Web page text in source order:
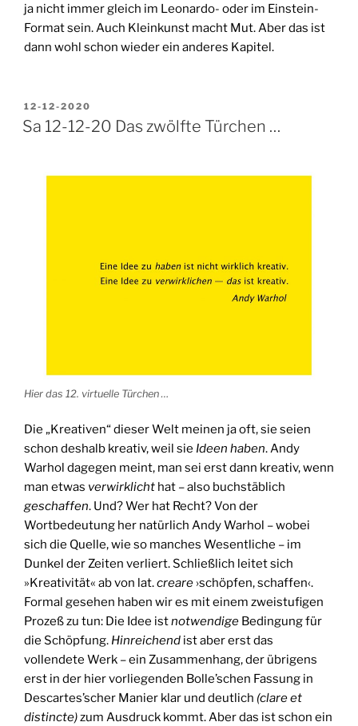
ja nicht immer gleich im Leonardo- oder im Einstein-
Format sein. Auch Kleinkunst macht Mut. Aber das ist
dann wohl schon wieder ein anderes Kapitel.
VERÖFFENTLICHT
AM
12-12-2020
Sa 12-12-20 Das zwölfte Türchen …
Hier das 12. virtuelle Türchen …
Die „Kreativen“ dieser Welt meinen ja oft, sie seien
schon deshalb kreativ, weil sie Ideen haben. Andy
Warhol dagegen meint, man sei erst dann kreativ, wenn
man etwas verwirklicht hat – also buchstäblich
geschaffen. Und? Wer hat Recht? Von der
Wortbedeutung her natürlich Andy Warhol – wobei
sich die Quelle, wie so manches Wesentliche – im
Dunkel der Zeiten verliert. Schließlich leitet sich
»Kreativität« ab von lat.creare ›schöpfen, schaffen‹.
Formal gesehen haben wir es mit einem zweistufigen
Prozeß zu tun: Die Idee istnotwendige Bedingung für
die Schöpfung. Hinreichend ist aber erst das
vollendete Werk – ein Zusammenhang, der übrigens
erst in der hier vorliegenden Bolle’schen Fassung in
Descartes’scher Manier klar und deutlich (clare et
distincte)zum Ausdruck kommt. Aber das ist schon ein